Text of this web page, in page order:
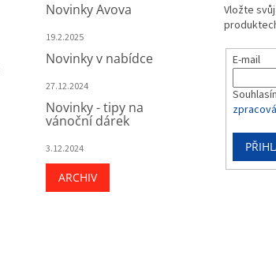
Novinky Avova
19.2.2025
Novinky v nabídce
27.12.2024
Novinky - tipy na
vánoční dárek
3.12.2024
ARCHIV
Vložte
E-mail